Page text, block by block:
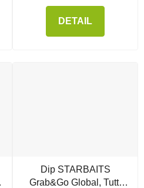
DETAIL
Dip STARBAITS
Grab&Go Global, Tutti